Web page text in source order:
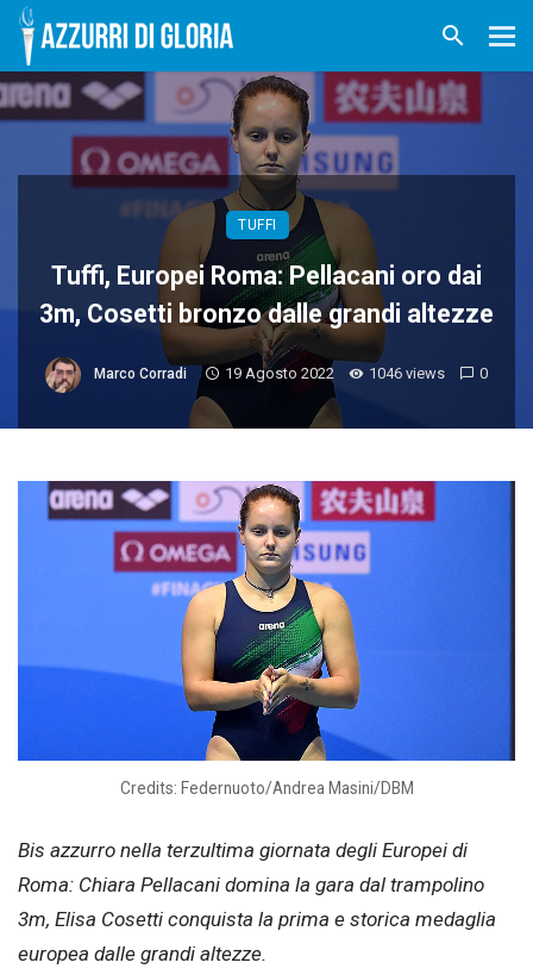
TUFFI
Tuffi, Europei Roma: Pellacani oro dai
3m, Cosetti bronzo dalle grandi altezze
Marco Corradi 19 Agosto 2022 1046 views 0
Credits: Federnuoto/Andrea Masini/DBM
Bis azzurro nella terzultima giornata degli Europei di
Roma: Chiara Pellacani domina la gara dal trampolino
3m, Elisa Cosetti conquista la prima e storica medaglia
europea dalle grandi altezze.